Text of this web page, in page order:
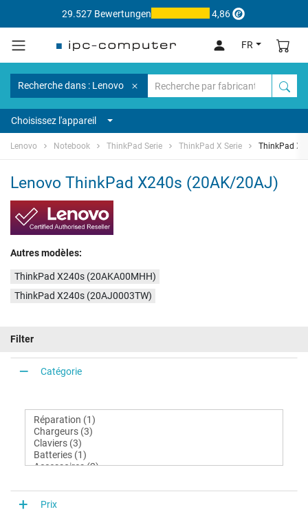
29.527 Bewertungen 4,86
FR
Recherche dans : Lenovo
Choisissez l'appareil
Lenovo Notebook ThinkPad Serie ThinkPad X Serie ThinkPad
Lenovo ThinkPad X240s (20AK/20AJ)
Autres modèles:
ThinkPad X240s (20AKA00MHH)
ThinkPad X240s (20AJ0003TW)
Filter
Catégorie
Prix